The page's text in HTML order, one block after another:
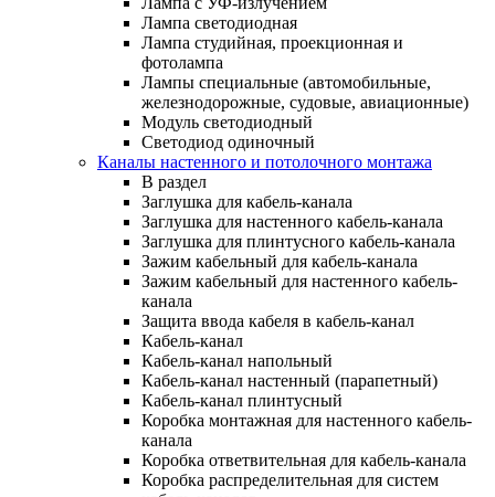
Лампа светодиодная
Лампа студийная, проекционная и
фотолампа
Лампы специальные (автомобильные,
железнодорожные, судовые, авиационные)
Модуль светодиодный
Светодиод одиночный
Каналы настенного и потолочного монтажа
В раздел
Заглушка для кабель-канала
Заглушка для настенного кабель-канала
Заглушка для плинтусного кабель-канала
Зажим кабельный для кабель-канала
Зажим кабельный для настенного кабель-
канала
Защита ввода кабеля в кабель-канал
Кабель-канал
Кабель-канал напольный
Кабель-канал настенный (парапетный)
Кабель-канал плинтусный
Коробка монтажная для настенного кабель-
канала
Коробка ответвительная для кабель-канала
Коробка распределительная для систем